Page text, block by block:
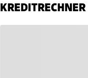
KREDITRECHNER